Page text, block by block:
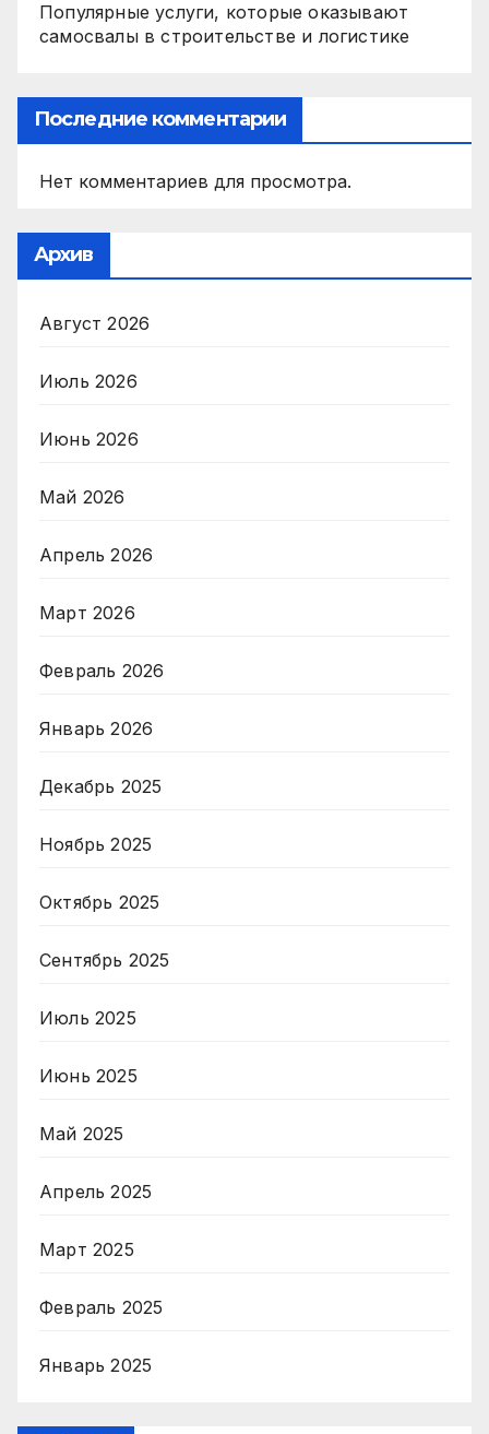
Популярные услуги, которые оказывают
самосвалы в строительстве и логистике
Последние комментарии
Нет комментариев для просмотра.
Архив
Август 2026
Июль 2026
Июнь 2026
Май 2026
Апрель 2026
Март 2026
Февраль 2026
Январь 2026
Декабрь 2025
Ноябрь 2025
Октябрь 2025
Сентябрь 2025
Июль 2025
Июнь 2025
Май 2025
Апрель 2025
Март 2025
Февраль 2025
Январь 2025